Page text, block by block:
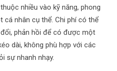
nhiều vào kỹ năng, phong
cá nhân cụ thể. Chi phí có thể
phản hồi để có được một
dài, không phù hợp với các
sự nhanh nhạy.